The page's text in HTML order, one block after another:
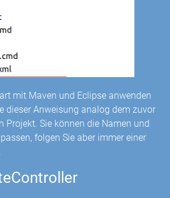
mit Maven und Eclipse anwenden
dieser Anweisung analog dem zuvor
Projekt. Sie können die Namen und
folgen Sie aber immer einer